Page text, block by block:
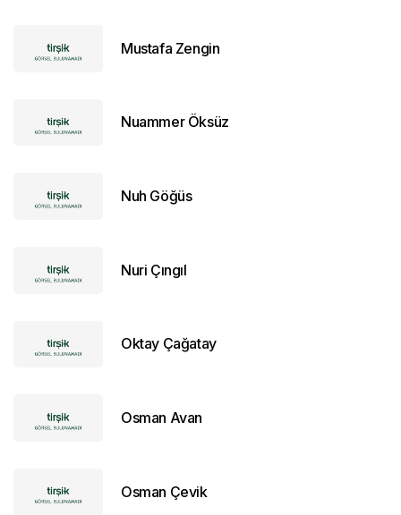
Mustafa Zengin
Nuammer Öksüz
Nuh Göğüs
Nuri Çıngıl
Oktay Çağatay
Osman Avan
Osman Çevik